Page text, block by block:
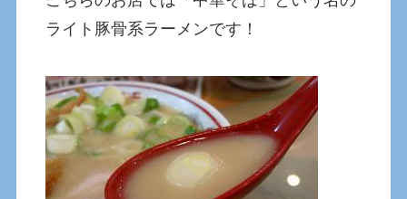
ライト豚骨系ラーメンです！